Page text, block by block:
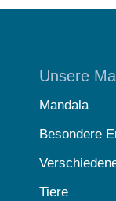
Unsere
Mandala
Besondere
Tiere